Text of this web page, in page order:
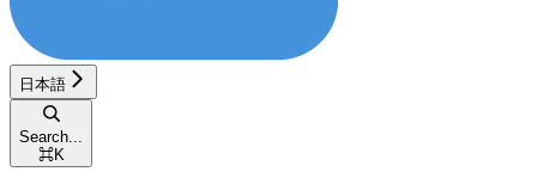
日本語
Search...
⌘K